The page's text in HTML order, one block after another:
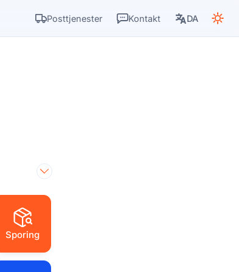
Posttjenester Kontakt DA
Sporing